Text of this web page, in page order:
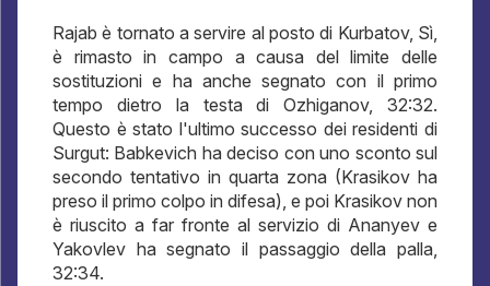
Rajab è tornato a servire al posto di Kurbatov, Sì,
è rimasto in campo a causa del limite delle
sostituzioni e ha anche segnato con il primo
tempo dietro la testa di Ozhiganov, 32:32.
Questo è stato l'ultimo successo dei residenti di
Surgut: Babkevich ha deciso con uno sconto sul
secondo tentativo in quarta zona (Krasikov ha
preso il primo colpo in difesa), e poi Krasikov non
è riuscito a far fronte al servizio di Ananyev e
Yakovlev ha segnato il passaggio della palla,
32:34.